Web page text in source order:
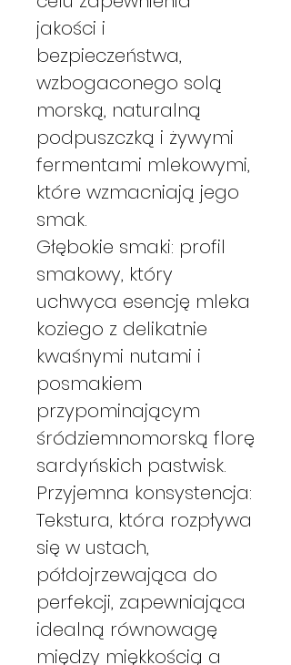
jakości i
bezpieczeństwa,
wzbogaconego solą
morską, naturalną
podpuszczką i żywymi
fermentami mlekowymi,
które wzmacniają jego
smak.
Głębokie smaki: profil
smakowy, który
uchwyca esencję mleka
koziego z delikatnie
kwaśnymi nutami i
posmakiem
przypominającym
śródziemnomorską florę
sardyńskich pastwisk.
Przyjemna konsystencja:
Tekstura, która rozpływa
się w ustach,
półdojrzewająca do
perfekcji, zapewniająca
idealną równowagę
między miękkością a